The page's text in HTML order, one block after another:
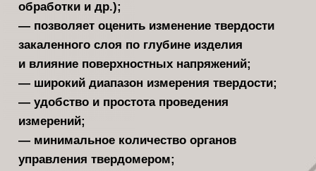
обработки и др.);
— позволяет оценить изменение твердости
закаленного слоя по глубине изделия
и влияние поверхностных напряжений;
— широкий диапазон измерения твердости;
— удобство и простота проведения
измерений;
— минимальное количество органов
управления твердомером;